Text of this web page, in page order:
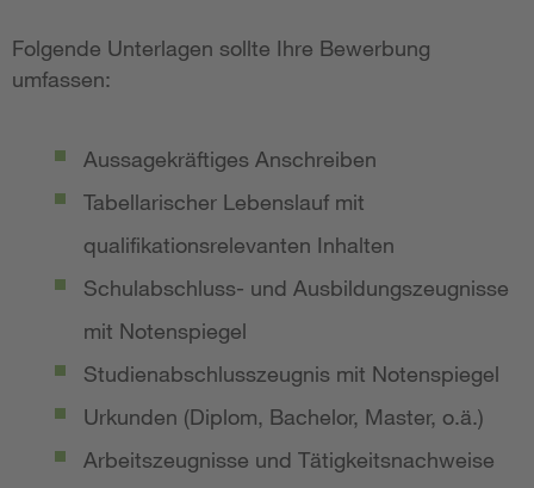
Folgende Unterlagen sollte Ihre Bewerbung
umfassen:
Aussagekräftiges Anschreiben
Tabellarischer Lebenslauf mit
qualifikationsrelevanten Inhalten
Schulabschluss- und Ausbildungszeugnisse
mit Notenspiegel
Studienabschlusszeugnis mit Notenspiegel
Urkunden (Diplom, Bachelor, Master, o.ä.)
Arbeitszeugnisse und Tätigkeitsnachweise